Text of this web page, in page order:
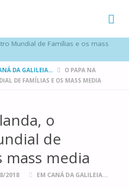
DA GALILEIA...
O PAPA NA
DE FAMÍLIAS E OS MASS MEDIA
o
de
mass media
2018 EM CANÁ DA GALILEIA...